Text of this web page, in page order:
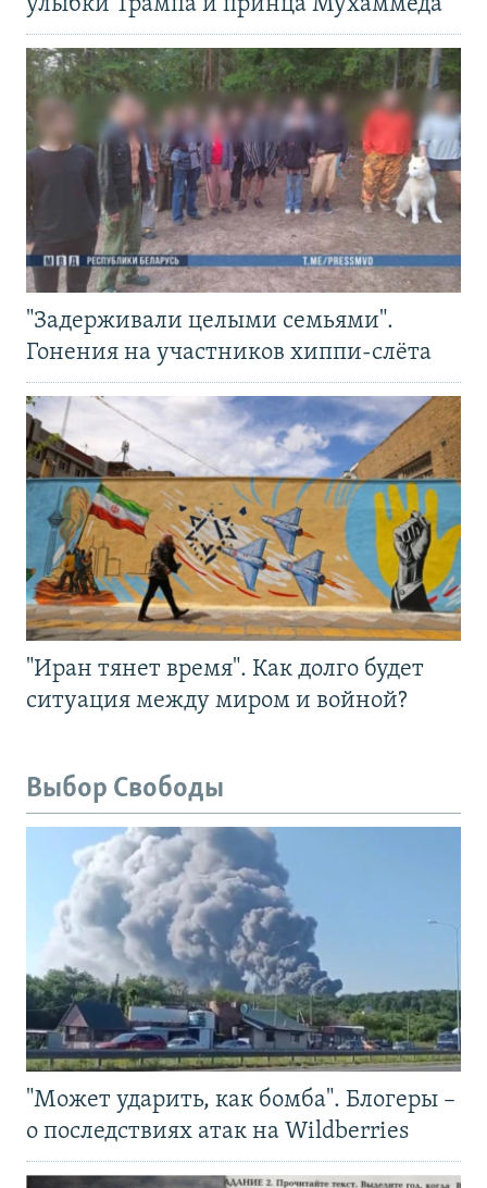
улыбки Трампа и принца Мухаммеда
"Задерживали целыми семьями".
Гонения на участников хиппи-слёта
"Иран тянет время". Как долго будет
ситуация между миром и войной?
Выбор Свободы
"Может ударить, как бомба". Блогеры –
о последствиях атак на Wildberries